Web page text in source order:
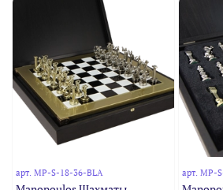
арт.MP-S-18-36-BLA арт. MP-